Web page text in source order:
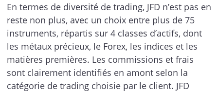
En termes de diversité de trading, JFD n’est pas en
reste non plus, avec un choix entre plus de 75
instruments, répartis sur 4 classes d’actifs, dont
les métaux précieux, le Forex, les indices et les
matières premières. Les commissions et frais
sont clairement identifiés en amont selon la
catégorie de trading choisie par le client. JFD